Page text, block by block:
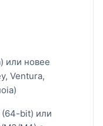
старых
или новее
Ventura,
bit) или